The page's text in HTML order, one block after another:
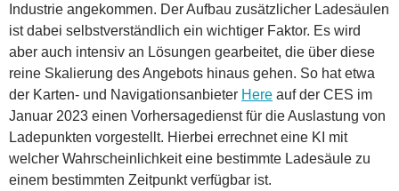
Industrie angekommen. Der Aufbau zusätzlicher Ladesäulen
ist dabei selbstverständlich ein wichtiger Faktor. Es wird
aber auch intensiv an Lösungen gearbeitet, die über diese
reine Skalierung des Angebots hinaus gehen. So hat etwa
der Karten- und Navigationsanbieter Here auf der CES im
Januar 2023 einen Vorhersagedienst für die Auslastung von
Ladepunkten vorgestellt. Hierbei errechnet eine KI mit
welcher Wahrscheinlichkeit eine bestimmte Ladesäule zu
einem bestimmten Zeitpunkt verfügbar ist.